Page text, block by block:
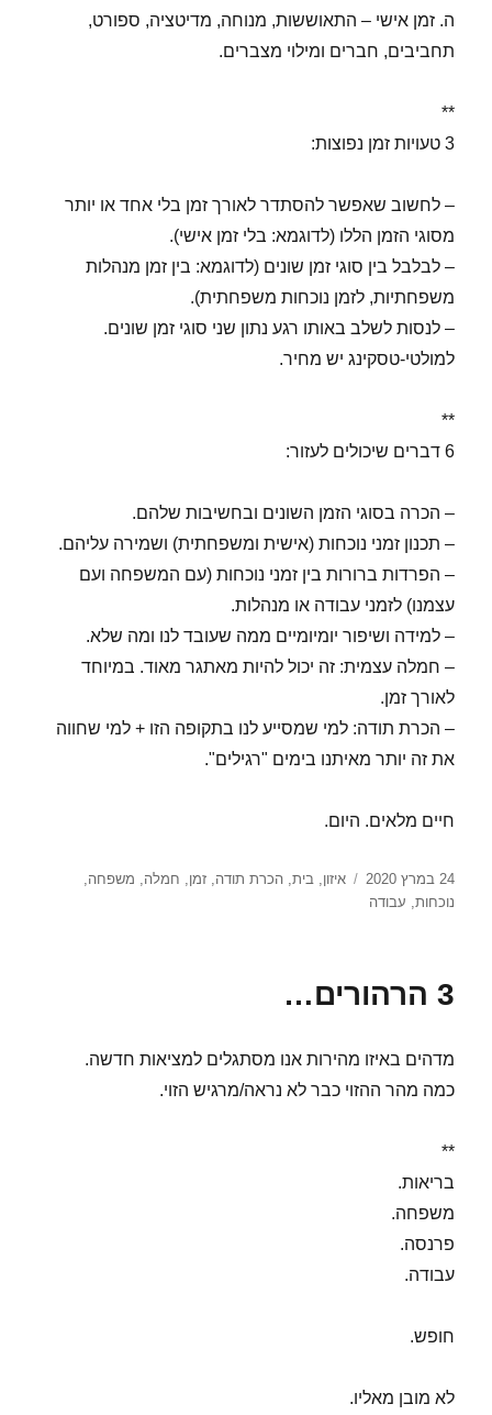
ה. זמן אישי – התאוששות, מנוחה, מדיטציה, ספורט,
תחביבים, חברים ומילוי מצברים.
**
3 טעויות זמן נפוצות:
– לחשוב שאפשר להסתדר לאורך זמן בלי אחד או יותר
מסוגי הזמן הללו (לדוגמא: בלי זמן אישי).
– לבלבל בין סוגי זמן שונים (לדוגמא: בין זמן מנהלות
משפחתיות, לזמן נוכחות משפחתית).
– לנסות לשלב באותו רגע נתון שני סוגי זמן שונים.
למולטי-טסקינג יש מחיר.
**
6 דברים שיכולים לעזור:
– הכרה בסוגי הזמן השונים ובחשיבות שלהם.
– תכנון זמני נוכחות (אישית ומשפחתית) ושמירה עליהם.
– הפרדות ברורות בין זמני נוכחות (עם המשפחה ועם
עצמנו) לזמני עבודה או מנהלות.
– למידה ושיפור יומיומיים ממה שעובד לנו ומה שלא.
– חמלה עצמית: זה יכול להיות מאתגר מאוד. במיוחד
לאורך זמן.
– הכרת תודה: למי שמסייע לנו בתקופה הזו + למי שחווה
את זה יותר מאיתנו בימים "רגילים".
חיים מלאים. היום.
פורסם
בתאריך
24 במרץ 2020 תגיות
איזון,בית,הכרת תודה,זמן, חמלה, משפחה,
נוכחות, עבודה
3 הרהורים…
מדהים באיזו מהירות אנו מסתגלים למציאות חדשה.
כמה מהר ההזוי כבר לא נראה/מרגיש הזוי.
**
בריאות.
משפחה.
פרנסה.
עבודה.
חופש.
לא מובן מאליו.